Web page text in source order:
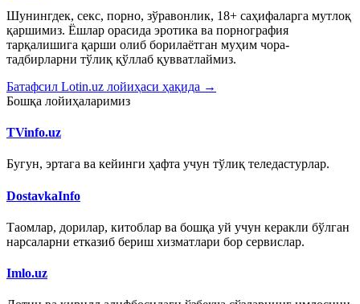
Шунингдек, секс, порно, зўравонлик, 18+ саҳифаларга мутлоқ
қаршимиз. Ёшлар орасида эротика ва порнография
тарқалишига қарши олиб борилаётган муҳим чора-
тадбирларни тўлиқ қўллаб қувватлаймиз.
Батафсил Lotin.uz лойиҳаси ҳақида →
Бошқа лойиҳаларимиз
TVinfo.uz
Бугун, эртага ва кейинги ҳафта учун тўлиқ теледастурлар.
DostavkaInfo
Таомлар, дорилар, китоблар ва бошқа уй учун керакли бўлган
нарсаларни етказиб бериш хизматлари бор сервислар.
Imlo.uz